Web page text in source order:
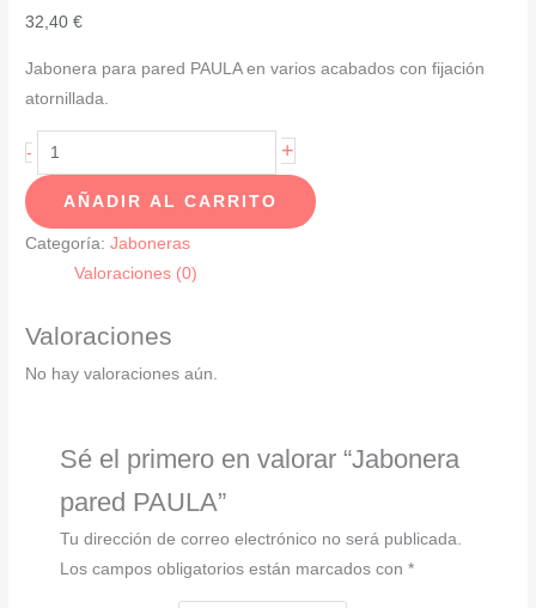
32,40€
Jabonera para pared PAULA en varios acabados con fijación
atornillada.
-
Jabonera
pared
PAULA
cantidad
+
AÑADIR AL CARRITO
Categoría:Jaboneras
Valoraciones (0)
Valoraciones
No hay valoraciones aún.
Sé el primero en valorar “Jabonera
pared PAULA”
Tu dirección de correo electrónico no será publicada.
Los campos obligatorios están marcados con*